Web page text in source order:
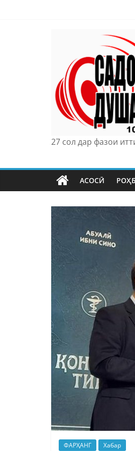
27 сол дар фазои
АСОСӢ
ФАРҲАНГ Хабар